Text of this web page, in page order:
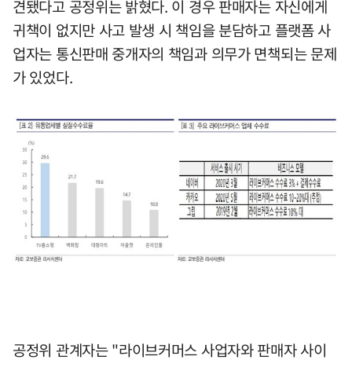
견됐다고 공정위는 밝혔다. 이 경우 판매자는 자신에게
귀책이 없지만 사고 발생 시 책임을 분담하고 플랫폼 사
업자는 통신판매 중개자의 책임과 의무가 면책되는 문제
가 있었다.
공정위 관계자는 "라이브커머스 사업자와 판매자 사이